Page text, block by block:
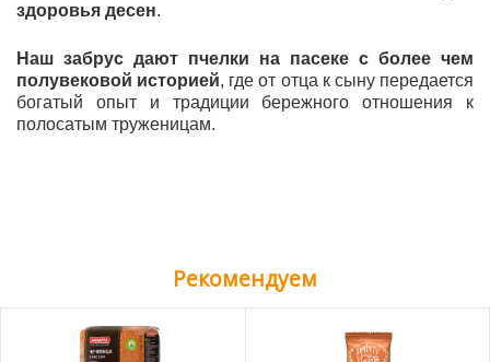
здоровья десен.
Наш забрус дают пчелки
на пасеке с более чем
полувековой историей, где от отца к сыну передается
богатый опыт и традиции бережного отношения к
полосатым труженицам.
Рекомендуем